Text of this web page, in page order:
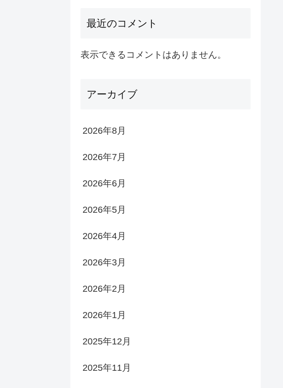
最近のコメント
表示できるコメントはありません。
アーカイブ
2026年8月
2026年7月
2026年6月
2026年5月
2026年4月
2026年3月
2026年2月
2026年1月
2025年12月
2025年11月